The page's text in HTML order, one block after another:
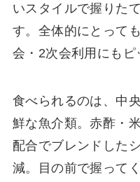
いスタイルで握りた
す。全体的にとって
会・2次会利用にもピ
食べられるのは、中
鮮な魚介類。赤酢・
配合でブレンドした
減。目の前で握って